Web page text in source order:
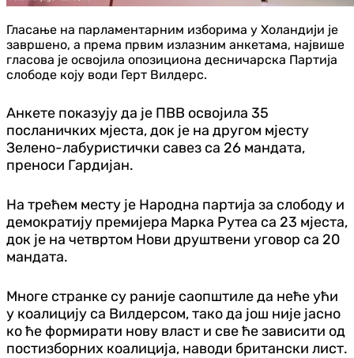
Гласање на парламентарним изборима у Холандији је
завршено, а према првим излазним анкетама, највише
гласова је освојила опозициона десничарска Партија
слободе коју води Герт Вилдерс.
Анкете показују да је ПВВ освојила 35
посланичких мјеста, док је на другом мјесту
Зелено-лабуристички савез са 26 мандата,
преноси Гардијан.
На трећем месту је Народна партија за слободу и
демократију премијера Марка Рутеа са 23 мјеста,
док је на четвртом Нови друштвени уговор са 20
мандата.
Многе странке су раније саопштиле да неће ући
у коалицију са Вилдерсом, тако да још није јасно
ко ће формирати нову власт и све ће зависити од
постизборних коалиција, наводи британски лист.